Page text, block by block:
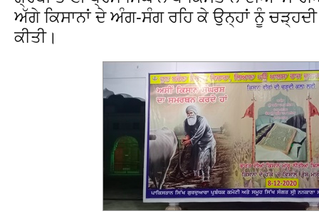
ਅੱਗੇ ਕਿਸਾਨਾਂ ਦੇ ਅੰਗ-ਸੰਗ ਰਹਿ ਕੇ ਉਨ੍ਹਾਂ ਨੂੰ
ਕੀਤੀ।